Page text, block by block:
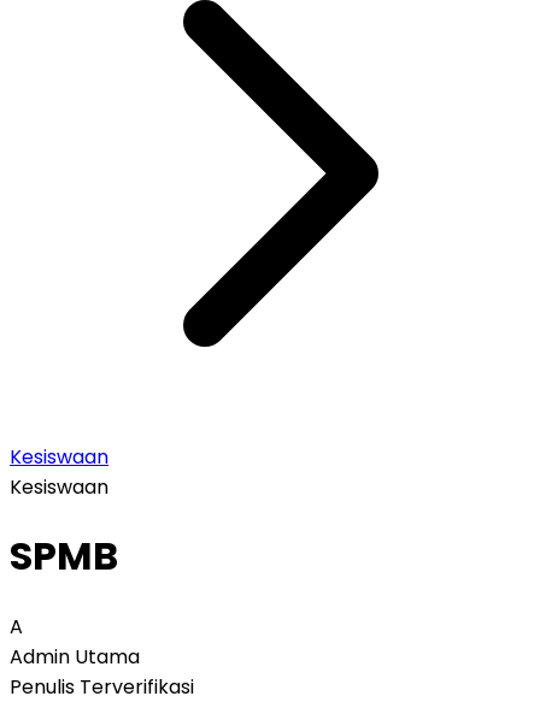
Kesiswaan
Kesiswaan
SPMB
A
Admin Utama
Penulis Terverifikasi